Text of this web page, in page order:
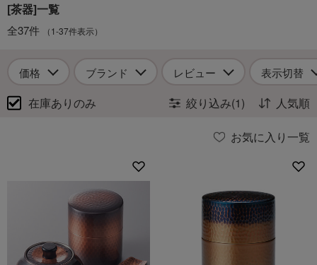
[茶器]一覧
全37件 （1-37件表示）
価格 ブランド レビュー 表示切替
在庫ありのみ 絞り込み(1) 人気順
お気に入り一覧